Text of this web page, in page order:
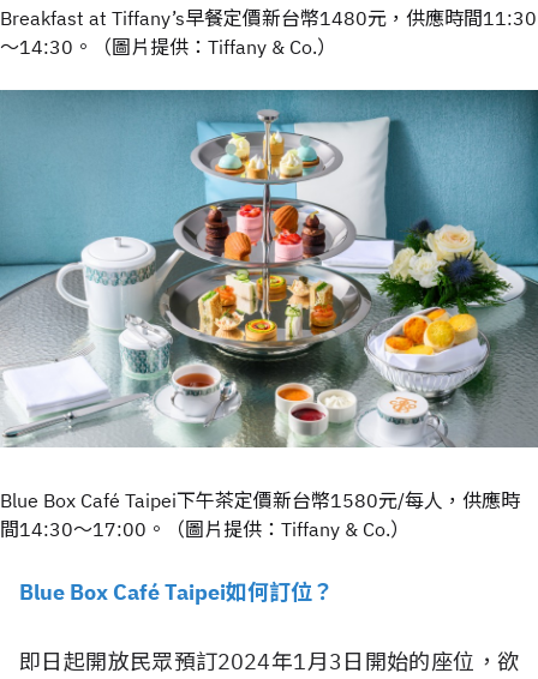
Breakfast at Tiffany’s早餐定價新台幣1480元，供應時間11:30
～14:30。（圖片提供：Tiffany & Co.）
Blue Box Café Taipei下午茶定價新台幣1580元/每人，供應時
間14:30～17:00。（圖片提供：Tiffany & Co.）
Blue Box Café Taipei如何訂位？
即日起開放民眾預訂2024年1月3日開始的座位，欲